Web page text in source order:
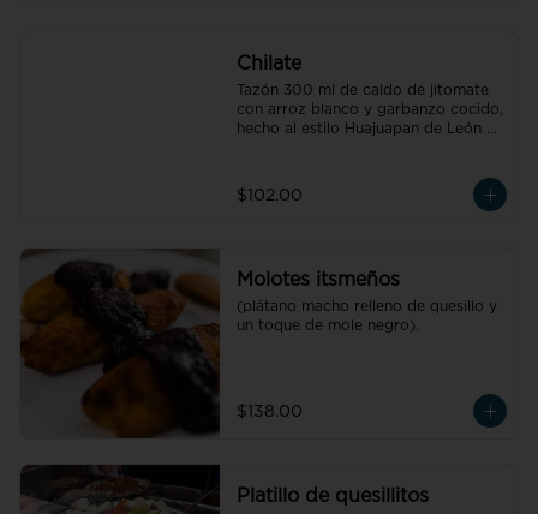
Chilate
Tazón 300 ml de caldo de jitomate
con arroz blanco y garbanzo cocido,
hecho al estilo Huajuapan de León
$102.00
Molotes itsmeños
(plátano macho relleno de quesillo y
un toque de mole negro).
$138.00
Platillo de quesillitos